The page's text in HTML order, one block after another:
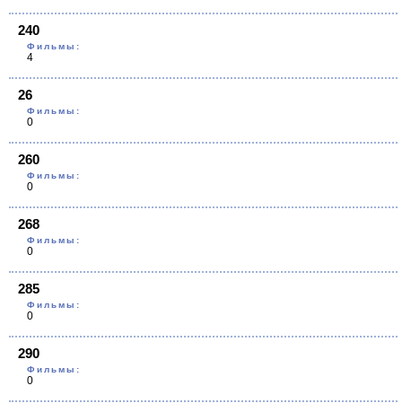
240
Фильмы:
4
26
Фильмы:
0
260
Фильмы:
0
268
Фильмы:
0
285
Фильмы:
0
290
Фильмы:
0